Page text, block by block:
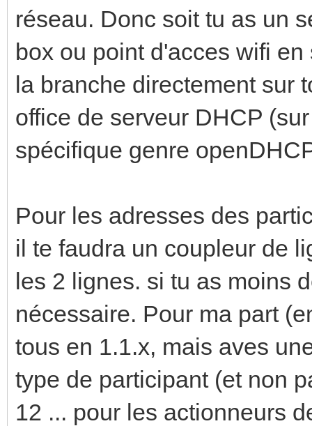
réseau. Donc soit tu as un
box ou point d'acces wifi
la branche directement sur
office de serveur DHCP
spécifique genre
Pour les adresses des
il te faudra un coupleur de
les 2 lignes. si tu as moins
nécessaire. Pour ma part
tous en 1.1.x, mais aves
type de participant (et non
12 ... pour les actionneurs